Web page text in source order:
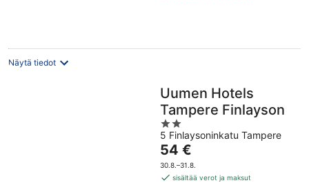
Näytä tiedot
Uumen Hotels
Tampere Finlayson
2
out
of
5
5 Finlaysoninkatu Tampere
Hinta
on
54 €
54 €
30.8.–31.8.
sisältää verot ja maksut